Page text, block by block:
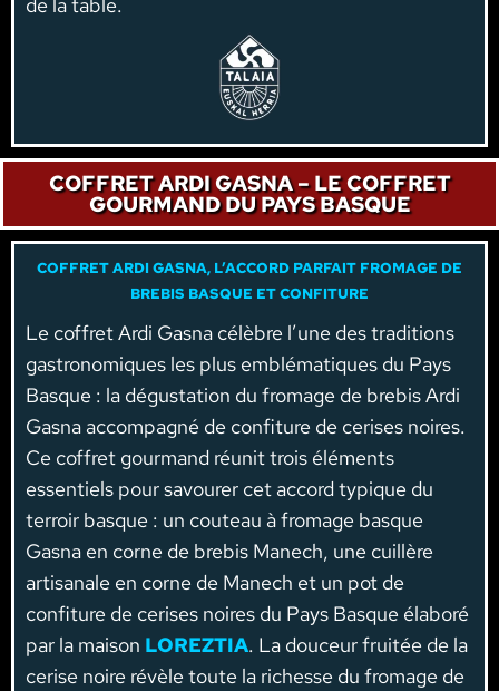
de la table.
COFFRET ARDI GASNA – LE COFFRET
GOURMAND DU PAYS BASQUE
COFFRET ARDI GASNA, L’ACCORD PARFAIT FROMAGE DE
BREBIS BASQUE ET CONFITURE
Le coffret Ardi Gasna célèbre l’une des traditions
gastronomiques les plus emblématiques du Pays
Basque : la dégustation du fromage de brebis Ardi
Gasna accompagné de confiture de cerises noires.
Ce coffret gourmand réunit trois éléments
essentiels pour savourer cet accord typique du
terroir basque : un couteau à fromage basque
Gasna en corne de brebis Manech, une cuillère
artisanale en corne de Manech et un pot de
confiture de cerises noires du Pays Basque élaboré
par la maison LOREZTIA. La douceur fruitée de la
cerise noire révèle toute la richesse du fromage de